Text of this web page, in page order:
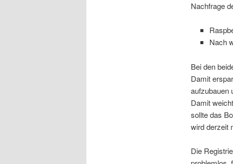
Nachfrage
Nach
Bei den
Damit
aufzubauen
Damit
sollte das
wird derzeit
Die